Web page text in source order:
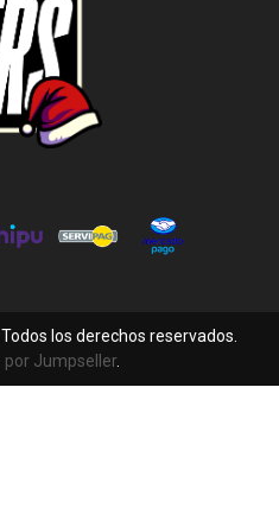
los derechos reservados.
por Jumpseller.